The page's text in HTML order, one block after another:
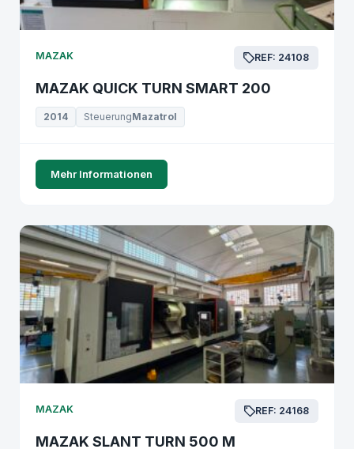
MAZAK REF: 24108
MAZAK QUICK TURN SMART 200
2014 SteuerungMazatrol
Mehr Informationen
MAZAK REF: 24168
MAZAK SLANT TURN 500 M